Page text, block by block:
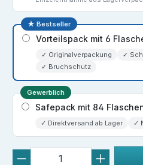
★ Bestseller
Vorteilspack mit 6
✓ Originalverpackung
✓
✓ Bruchschutz
Gewerblich
Safepack mit 84
✓ Direktversand ab Lager ✓